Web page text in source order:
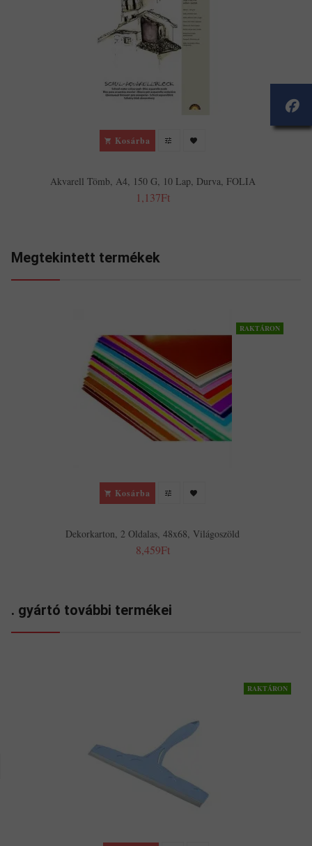
Kosárba
Akvarell Tömb, A4, 150 G, 10 Lap, Durva, FOLIA
1,137Ft
Megtekintett termékek
RAKTÁRON
Kosárba
Dekorkarton, 2 Oldalas, 48x68, Világoszöld
8,459Ft
. gyártó további termékei
RAKTÁRON